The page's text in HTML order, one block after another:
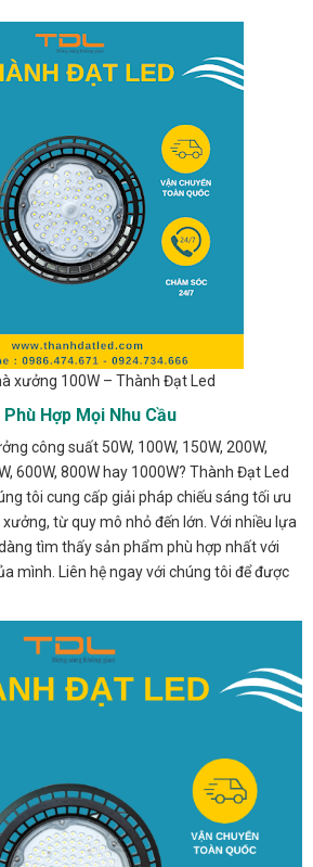
xưởng 100W – Thành Đạt Led
Hợp Mọi Nhu Cầu
công suất 50W, 100W, 150W, 200W,
600W, 800W hay 1000W? Thành Đạt Led
tôi cung cấp giải pháp chiếu sáng tối ưu
từ quy mô nhỏ đến lớn. Với nhiều lựa
tìm thấy sản phẩm phù hợp nhất với
mình. Liên hệ ngay với chúng tôi để được